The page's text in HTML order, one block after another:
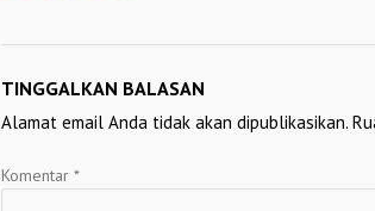
TINGGALKAN BALASAN
Alamat email Anda tidak akan dipublikasikan.
Komentar *